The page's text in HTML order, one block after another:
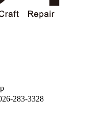
283-3328